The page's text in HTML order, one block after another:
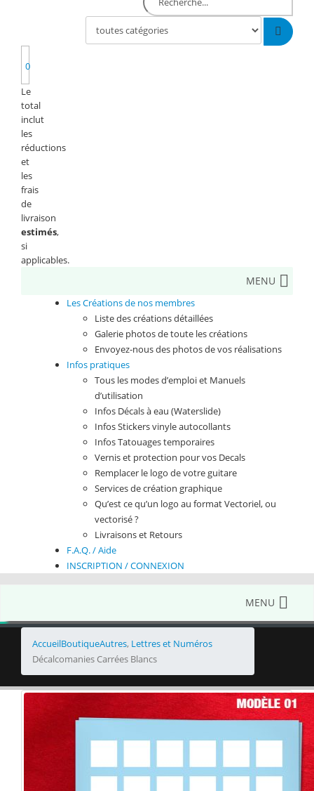
0
Le
total
inclut
les
réductions
et
les
frais
de
livraison
estimés,
si
applicables.
MENU
Les Créations de nos membres
Liste des créations détaillées
Galerie photos de toute les créations
Envoyez-nous des photos de vos réalisations
Infos pratiques
Tous les modes d’emploi et Manuels
d’utilisation
Infos Décals à eau (Waterslide)
Infos Stickers vinyle autocollants
Infos Tatouages temporaires
Vernis et protection pour vos Decals
Remplacer le logo de votre guitare
Services de création graphique
Qu’est ce qu’un logo au format Vectoriel, ou
vectorisé ?
Livraisons et Retours
F.A.Q. / Aide
INSCRIPTION / CONNEXION
MENU
AccueilBoutiqueAutres, Lettres et Numéros
Décalcomanies Carrées Blancs